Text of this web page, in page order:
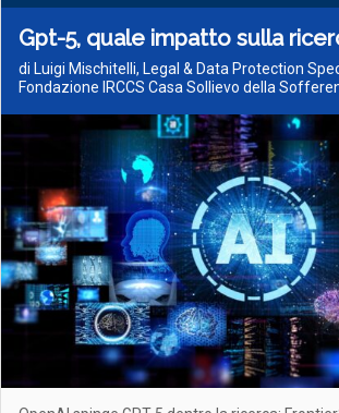
Gpt-5, quale impatto sulla
di Luigi Mischitelli, Legal & Data Protection
Fondazione IRCCS Casa Sollievo della